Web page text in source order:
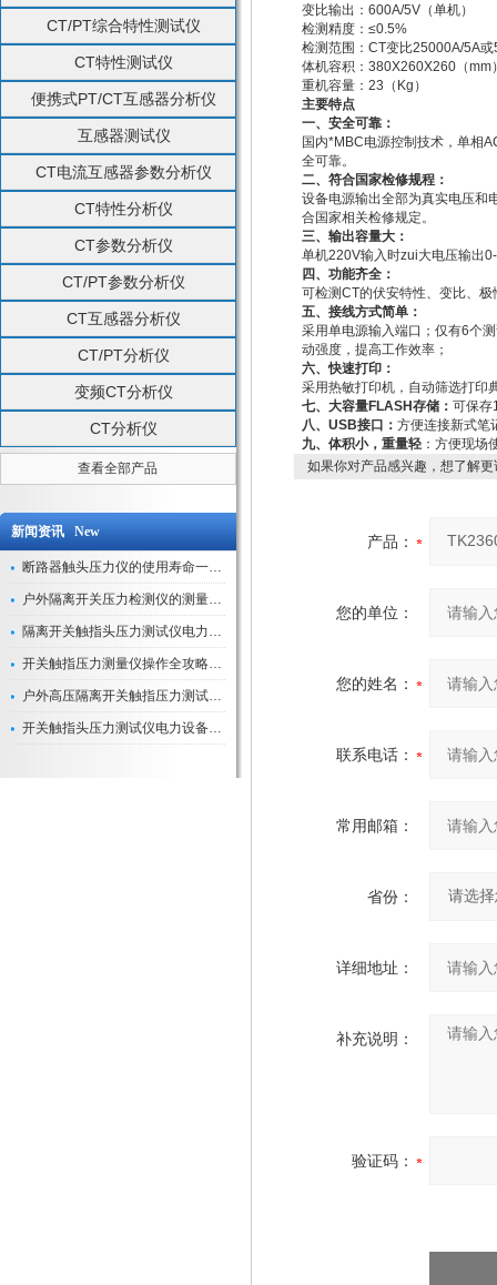
CT/PT综合特性测试仪
CT特性测试仪
便携式PT/CT互感器分析仪
互感器测试仪
CT电流互感器参数分析仪
CT特性分析仪
CT参数分析仪
CT/PT参数分析仪
CT互感器分析仪
CT/PT分析仪
变频CT分析仪
CT分析仪
查看全部产品
新闻资讯 New
断路器触头压力仪的使用寿命一般是多久？
户外隔离开关压力检测仪的测量数据如何与GIS系统对接实现智能化运维？
隔离开关触指头压力测试仪电力系统安全运行的“定海神针”
开关触指压力测量仪操作全攻略：从准备到精准测量的实战指南
户外高压隔离开关触指压力测试仪的作用与价值
开关触指头压力测试仪电力设备安全的“隐形守护者”
变比输出：600A/5V（单机）
检测精度：≤0.5%
检测范围：CT变比25000A/5A或
体机容积：380X260X260（mm
重机容量：23（Kg）
主要特点
一、安全可靠：
国内*MBC电源控制技术，单相
全可靠。
二、符合国家检修规程：
设备电源输出全部为真实电压和
合国家相关检修规定。
三、输出容量大：
单机220V输入时zui大电压输出
四、功能齐全：
可检测CT的伏安特性、变比、
五、接线方式简单：
采用单电源输入端口；仅有6个
动强度，提高工作效率；
六、快速打印：
采用热敏打印机，自动筛选打印
七、大容量FLASH存储： 可保存
八、USB接口： 方便连接新式笔
九、体积小，重量轻 ：方便现场
如果你对产品感兴趣，想了解
产品：
您的单位：
您的姓名：
联系电话：
常用邮箱：
省份：
详细地址：
补充说明：
验证码：